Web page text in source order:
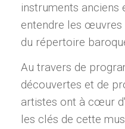
instruments anciens
entendre les œuvres
du répertoire
Au travers de
découvertes et de
artistes ont à cœur
les clés de cette